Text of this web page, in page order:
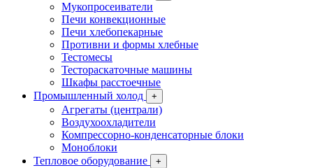
Мукопросеиватели
Печи конвекционные
Печи хлебопекарные
Противни и формы хлебные
Тестомесы
Тестораскаточные машины
Шкафы расстоечные
Промышленный холод
+
Агрегаты (централи)
Воздухоохладители
Компрессорно-конденсаторные блоки
Моноблоки
Тепловое оборудование
+